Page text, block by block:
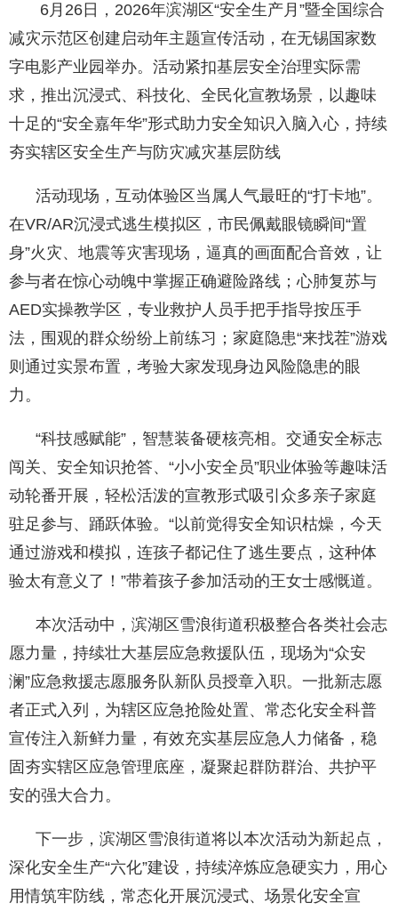
6月26日，2026年滨湖区“安全生产月”暨全国综合
减灾示范区创建启动年主题宣传活动，在无锡国家数
字电影产业园举办。活动紧扣基层安全治理实际需
求，推出沉浸式、科技化、全民化宣教场景，以趣味
十足的“安全嘉年华”形式助力安全知识入脑入心，持续
夯实辖区安全生产与防灾减灾基层防线
活动现场，互动体验区当属人气最旺的“打卡地”。
在VR/AR沉浸式逃生模拟区，市民佩戴眼镜瞬间“置
身”火灾、地震等灾害现场，逼真的画面配合音效，让
参与者在惊心动魄中掌握正确避险路线；心肺复苏与
AED实操教学区，专业救护人员手把手指导按压手
法，围观的群众纷纷上前练习；家庭隐患“来找茬”游戏
则通过实景布置，考验大家发现身边风险隐患的眼
力。
“科技感赋能”，智慧装备硬核亮相。交通安全标志
闯关、安全知识抢答、“小小安全员”职业体验等趣味活
动轮番开展，轻松活泼的宣教形式吸引众多亲子家庭
驻足参与、踊跃体验。“以前觉得安全知识枯燥，今天
通过游戏和模拟，连孩子都记住了逃生要点，这种体
验太有意义了！”带着孩子参加活动的王女士感慨道。
本次活动中，滨湖区雪浪街道积极整合各类社会志
愿力量，持续壮大基层应急救援队伍，现场为“众安
澜”应急救援志愿服务队新队员授章入职。一批新志愿
者正式入列，为辖区应急抢险处置、常态化安全科普
宣传注入新鲜力量，有效充实基层应急人力储备，稳
固夯实辖区应急管理底座，凝聚起群防群治、共护平
安的强大合力。
下一步，滨湖区雪浪街道将以本次活动为新起点，
深化安全生产“六化”建设，持续淬炼应急硬实力，用心
用情筑牢防线，常态化开展沉浸式、场景化安全宣